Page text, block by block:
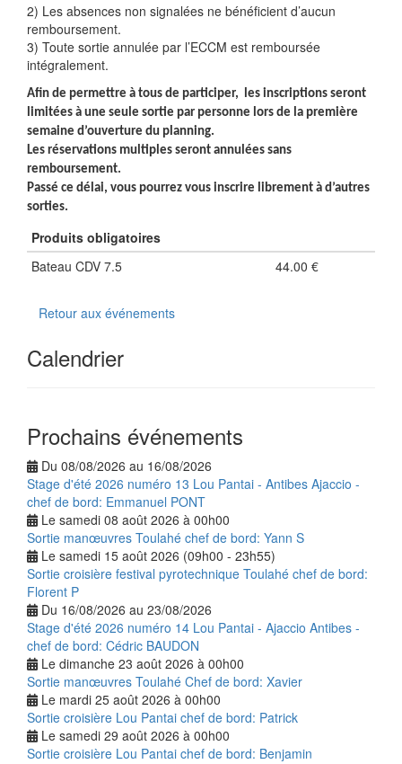
2) Les absences non signalées ne bénéficient d’aucun
remboursement.
3) Toute sortie annulée par l’ECCM est remboursée
intégralement.
Afin de permettre à tous de participer, les inscriptions seront
limitées à une seule sortie par personne lors de la première
semaine d’ouverture du planning.
Les réservations multiples seront annulées sans
remboursement.
Passé ce délai, vous pourrez vous inscrire librement à d’autres
sorties.
Produits obligatoires
Bateau CDV 7.5
44.00 €
Retour aux événements
Calendrier
Prochains événements
Du 08/08/2026 au 16/08/2026
Stage d'été 2026 numéro 13 Lou Pantai - Antibes Ajaccio -
chef de bord: Emmanuel PONT
Le samedi 08 août 2026 à 00h00
Sortie manœuvres Toulahé chef de bord: Yann S
Le samedi 15 août 2026 (09h00 - 23h55)
Sortie croisière festival pyrotechnique Toulahé chef de bord:
Florent P
Du 16/08/2026 au 23/08/2026
Stage d'été 2026 numéro 14 Lou Pantai - Ajaccio Antibes -
chef de bord: Cédric BAUDON
Le dimanche 23 août 2026 à 00h00
Sortie manœuvres Toulahé Chef de bord: Xavier
Le mardi 25 août 2026 à 00h00
Sortie croisière Lou Pantai chef de bord: Patrick
Le samedi 29 août 2026 à 00h00
Sortie croisière Lou Pantai chef de bord: Benjamin